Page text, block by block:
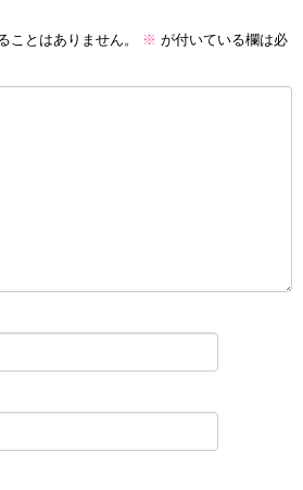
ことはありません。 ※ が付いている欄は必